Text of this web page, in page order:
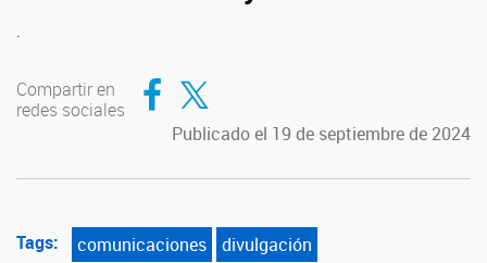
.
Compartir en
redes sociales
Compartir en Facebook
Compartir en Twitter
Publicado el 19 de septiembre de 2024
Tags: comunicaciones divulgación